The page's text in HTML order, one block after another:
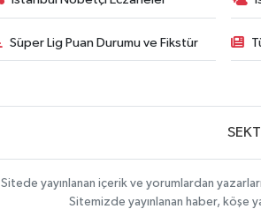
Süper Lig Puan Durumu ve Fikstür
Sitede yayınlanan içerik ve yorumlardan
Sitemizde yayınlanan haber, köşe